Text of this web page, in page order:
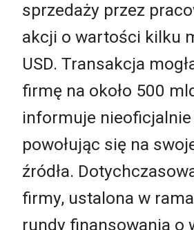
sprzedaży przez
akcji o wartości kilku
USD. Transakcja
firmę na około 500
informuje nieoficjalnie
powołując się na
źródła.
firmy, ustalona w
rundy finansowania o